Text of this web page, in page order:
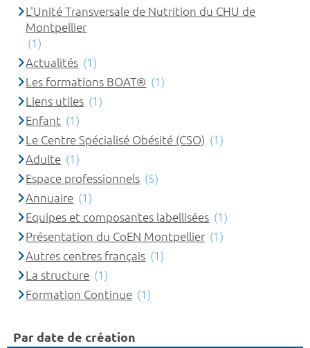
L'Unité Transversale de Nutrition du CHU de
Montpellier
(1)
Actualités (1)
Les formations BOAT® (1)
Liens utiles (1)
Enfant (1)
Le Centre Spécialisé Obésité (CSO) (1)
Adulte (1)
Espace professionnels (5)
Annuaire (1)
Equipes et composantes labellisées (1)
Présentation du CoEN Montpellier (1)
Autres centres français (1)
La structure (1)
Formation Continue (1)
Par date de création